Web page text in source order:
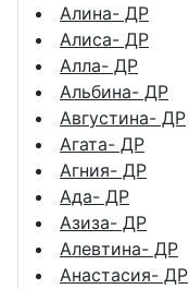
Алина- ДР
Алиса- ДР
Алла- ДР
Альбина- ДР
Августина- ДР
Агата- ДР
Агния- ДР
Ада- ДР
Азиза- ДР
Алевтина- ДР
Анастасия- ДР